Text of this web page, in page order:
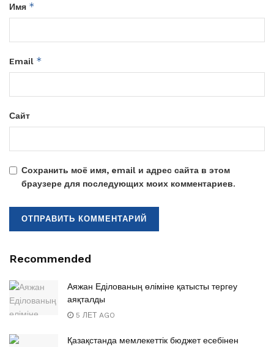
Имя *
Email *
Сайт
Сохранить моё имя, email и адрес сайта в этом
браузере для последующих моих комментариев.
Recommended
Аяжан Еділованың өліміне қатысты тергеу
аяқталды
5 ЛЕТ AGO
Қазақстанда мемлекеттік бюджет есебінен